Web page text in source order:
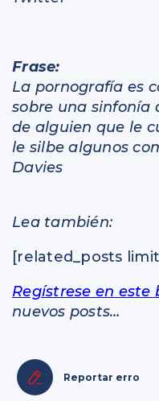
Frase:
La pornografía es
sobre una sinfonía
de alguien que le
le silbe algunos
Davies
Lea también:
[related_posts
Regístrese en este
nuevos posts…
Reportar erro